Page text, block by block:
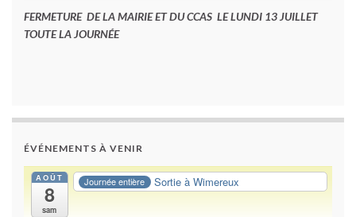
FERMETURE DE LA MAIRIE ET DU CCAS LE LUNDI 13 JUILLET
TOUTE LA JOURNÉE
ÉVÉNEMENTS À VENIR
AOÛT
8
sam
Journée entière Sortie à Wimereux